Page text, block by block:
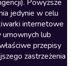
Powyższe
jedynie w celu
internetowe
lub
przepisy
zastrzeżenia